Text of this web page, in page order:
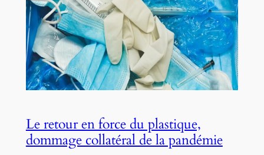
Le retour en force du plastique,
dommage collatéral de la pandémie